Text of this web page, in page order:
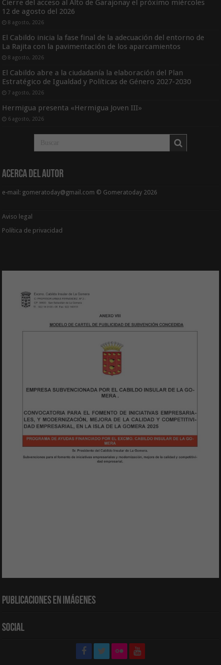
Cierre del acceso al Alto de Garajonay el próximo miércoles
12 de agosto del 2026
8 agosto, 2026
El Cabildo inicia la fase final de la adecuación del entorno de
La Rajita con la pavimentación de los aparcamientos
8 agosto, 2026
El Cabildo abre a la ciudadanía la elaboración del Plan
Estratégico de Igualdad y Políticas de Género 2027-2030
7 agosto, 2026
Hermigua presenta «Hermigua Joven III»
6 agosto, 2026
Acerca del Autor
e-mail: gomeratoday@gmail.com © Gomeratoday 2026
Aviso legal
Política de privacidad
Publicaciones en Imágenes
Social